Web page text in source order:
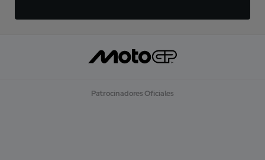
Patrocinadores Oficiales